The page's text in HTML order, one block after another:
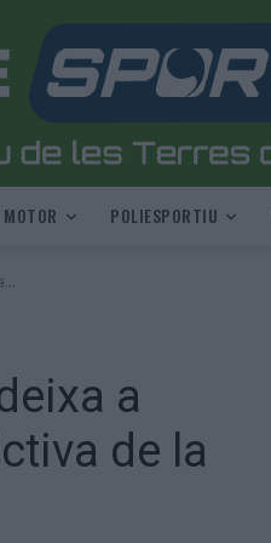
MOTOR POLIESPORTIU
a
de la